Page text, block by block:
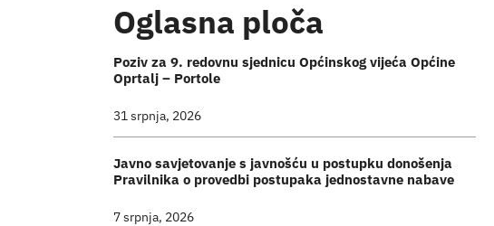
Oglasna ploča
Poziv za 9. redovnu sjednicu Općinskog vijeća Općine
Oprtalj – Portole
31 srpnja, 2026
Javno savjetovanje s javnošću u postupku donošenja
Pravilnika o provedbi postupaka jednostavne nabave
7 srpnja, 2026